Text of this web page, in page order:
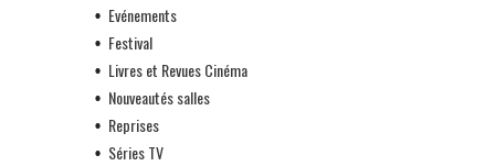
Evénements
Festival
Livres et Revues Cinéma
Nouveautés salles
Reprises
Séries TV